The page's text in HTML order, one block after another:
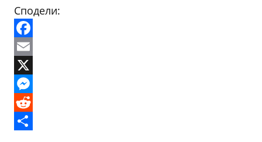
Сподели:
Facebook
Email
X
Messenger
Reddit